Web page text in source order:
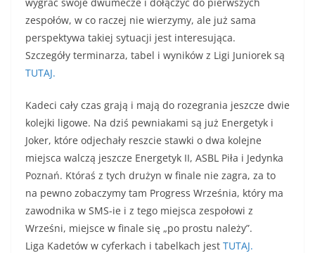
zespołów, w co raczej nie wierzymy, ale już sama
perspektywa takiej sytuacji jest interesująca.
Szczegóły terminarza, tabel i wyników z Ligi Juniorek są
TUTAJ.
Kadeci cały czas grają i mają do rozegrania jeszcze dwie
kolejki ligowe. Na dziś pewniakami są już Energetyk i
Joker, które odjechały reszcie stawki o dwa kolejne
miejsca walczą jeszcze Energetyk II, ASBL Piła i Jedynka
Poznań. Któraś z tych drużyn w finale nie zagra, za to
na pewno zobaczymy tam Progress Września, który ma
zawodnika w SMS-ie i z tego miejsca zespołowi z
Wrześni, miejsce w finale się „po prostu należy”.
Liga Kadetów w cyferkach i tabelkach jest TUTAJ.